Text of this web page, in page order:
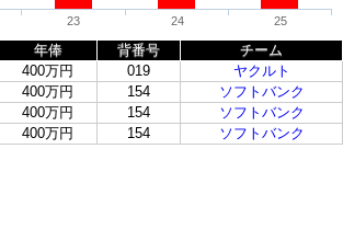
23 24 25
年俸 背番号
チーム
400万円 019
ヤクルト
400万円 154
ソフトバンク
400万円 154
ソフトバンク
400万円 154 ソフトバンク